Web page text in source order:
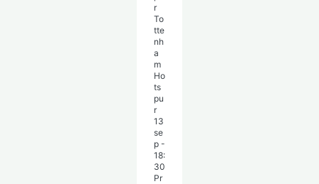
To
tte
nh
a
m
Ho
ts
pu
r
13
se
p -
18:
30
Pr